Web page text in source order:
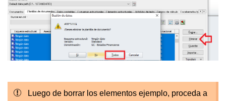
Luego de borrar los elementos ejemplo, proceda a